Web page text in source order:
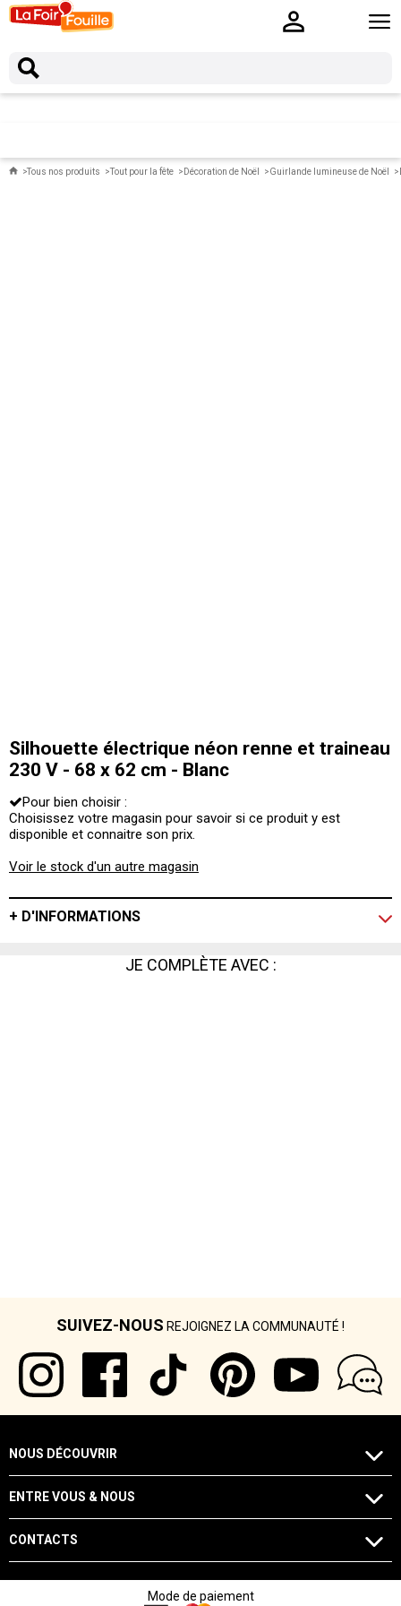
Tous nos produits Tout pour la fête Décoration de Noël Guirlande lumineuse de Noël
Silhouette électrique néon renne et traineau
230 V - 68 x 62 cm - Blanc
Pour bien choisir :
Choisissez votre magasin pour savoir si ce produit y est
disponible et connaitre son prix.
Voir le stock d'un autre magasin
+ D'INFORMATIONS
JE COMPLÈTE AVEC :
SUIVEZ-NOUS REJOIGNEZ LA COMMUNAUTÉ !
NOUS DÉCOUVRIR
ENTRE VOUS & NOUS
CONTACTS
Mode de paiement